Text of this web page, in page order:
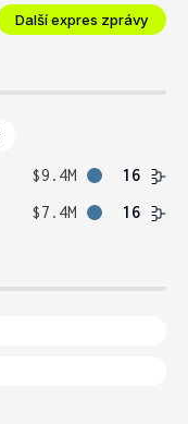
Další expres zprávy
$9.4M
16
$7.4M 16